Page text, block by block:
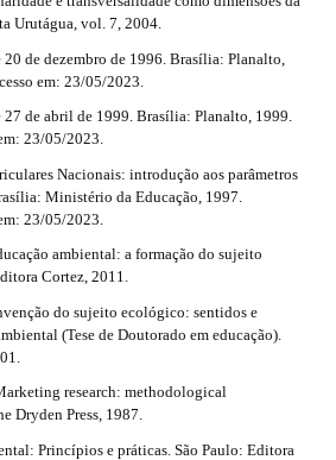
Urutágua, vol. 7, 2004.
de dezembro de 1996. Brasília: Planalto,
em: 23/05/2023.
de abril de 1999. Brasília: Planalto, 1999.
23/05/2023.
Nacionais: introdução aos parâmetros
Ministério da Educação, 1997.
23/05/2023.
ambiental: a formação do sujeito
Cortez, 2011.
do sujeito ecológico: sentidos e
(Tese de Doutorado em educação).
research: methodological
Dryden Press, 1987.
Princípios e práticas. São Paulo: Editora